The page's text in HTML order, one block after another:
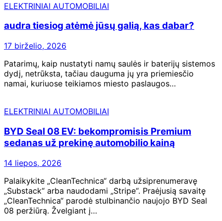
ELEKTRINIAI AUTOMOBILIAI
audra tiesiog atėmė jūsų galią, kas dabar?
17 birželio, 2026
Patarimų, kaip nustatyti namų saulės ir baterijų sistemos
dydį, netrūksta, tačiau dauguma jų yra priemiesčio
namai, kuriuose teikiamos miesto paslaugos…
ELEKTRINIAI AUTOMOBILIAI
BYD Seal 08 EV: bekompromisis Premium
sedanas už prekinę automobilio kainą
14 liepos, 2026
Palaikykite „CleanTechnica“ darbą užsiprenumeravę
„Substack“ arba naudodami „Stripe“. Praėjusią savaitę
„CleanTechnica“ parodė stulbinančio naujojo BYD Seal
08 peržiūrą. Žvelgiant į…